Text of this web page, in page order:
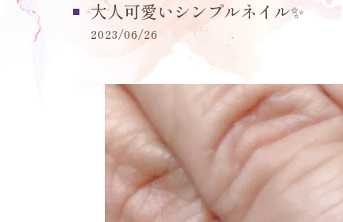
大人可愛いシンプルネイル✨️
2023/06/26